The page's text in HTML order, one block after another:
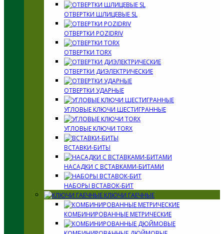
ОТВЕРТКИ ШЛИЦЕВЫЕ SL
ОТВЕРТКИ POZIDRIV
ОТВЕРТКИ TORX
ОТВЕРТКИ ДИЭЛЕКТРИЧЕСКИЕ
ОТВЕРТКИ УДАРНЫЕ
УГЛОВЫЕ КЛЮЧИ ШЕСТИГРАННЫЕ
УГЛОВЫЕ КЛЮЧИ TORX
ВСТАВКИ-БИТЫ
НАСАДКИ С ВСТАВКАМИ-БИТАМИ
НАБОРЫ ВСТАВОК-БИТ
КЛЮЧИ ГАЕЧНЫЕ
КОМБИНИРОВАННЫЕ МЕТРИЧЕСКИЕ